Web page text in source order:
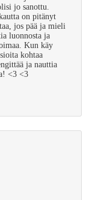
jo sanottu.
on pitänyt
jos pää ja mieli
luonnosta ja
Kun käy
kohtaa
ja nauttia
<3 <3